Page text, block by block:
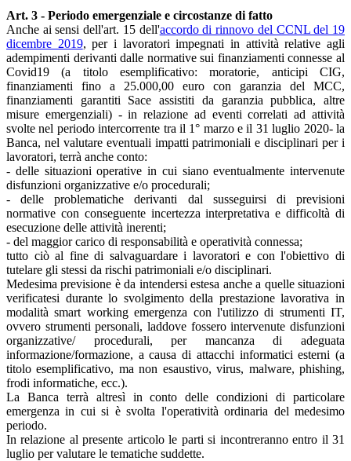
Art. 3 - Periodo emergenziale e circostanze di fatto
Anche ai sensi dell'art. 15 dell'accordo di rinnovo del CCNL del 19
dicembre 2019, per i lavoratori impegnati in attività relative agli
adempimenti derivanti dalle normative sui finanziamenti connesse al
Covid19 (a titolo esemplificativo: moratorie, anticipi CIG,
finanziamenti fino a 25.000,00 euro con garanzia del MCC,
finanziamenti garantiti Sace assistiti da garanzia pubblica, altre
misure emergenziali) - in relazione ad eventi correlati ad attività
svolte nel periodo intercorrente tra il 1° marzo e il 31 luglio 2020- la
Banca, nel valutare eventuali impatti patrimoniali e disciplinari per i
lavoratori, terrà anche conto:
- delle situazioni operative in cui siano eventualmente intervenute
disfunzioni organizzative e/o procedurali;
- delle problematiche derivanti dal susseguirsi di previsioni
normative con conseguente incertezza interpretativa e difficoltà di
esecuzione delle attività inerenti;
- del maggior carico di responsabilità e operatività connessa;
tutto ciò al fine di salvaguardare i lavoratori e con l'obiettivo di
tutelare gli stessi da rischi patrimoniali e/o disciplinari.
Medesima previsione è da intendersi estesa anche a quelle situazioni
verificatesi durante lo svolgimento della prestazione lavorativa in
modalità smart working emergenza con l'utilizzo di strumenti IT,
ovvero strumenti personali, laddove fossero intervenute disfunzioni
organizzative/ procedurali, per mancanza di adeguata
informazione/formazione, a causa di attacchi informatici esterni (a
titolo esemplificativo, ma non esaustivo, virus, malware, phishing,
frodi informatiche, ecc.).
La Banca terrà altresì in conto delle condizioni di particolare
emergenza in cui si è svolta l'operatività ordinaria del medesimo
periodo.
In relazione al presente articolo le parti si incontreranno entro il 31
luglio per valutare le tematiche suddette.